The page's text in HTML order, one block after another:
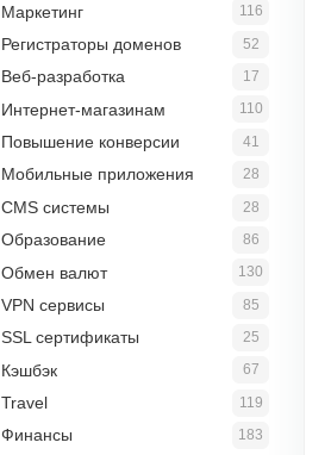
116
Маркетинг
52
Регистраторы доменов
17
Веб-разработка
110
Интернет-магазинам
41
Повышение конверсии
28
Мобильные приложения
28
CMS системы
86
Образование
130
Обмен валют
85
VPN сервисы
25
SSL сертификаты
67
Кэшбэк
119
Travel
183
Финансы